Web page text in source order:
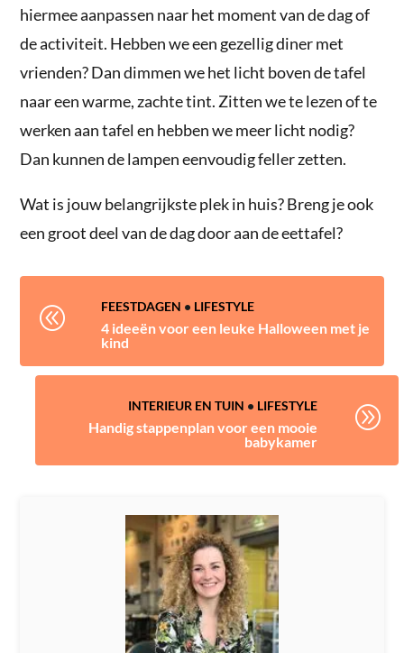
hiermee aanpassen naar het moment van de dag of
de activiteit. Hebben we een gezellig diner met
vrienden? Dan dimmen we het licht boven de tafel
naar een warme, zachte tint. Zitten we te lezen of te
werken aan tafel en hebben we meer licht nodig?
Dan kunnen de lampen eenvoudig feller zetten.
Wat is jouw belangrijkste plek in huis? Breng je ook
een groot deel van de dag door aan de eettafel?
@ FEESTDAGEN • LIFESTYLE
4 ideeën voor een leuke Halloween met je
kind
INTERIEUR EN TUIN • LIFESTYLE
Handig stappenplan voor een mooie
babykamer
A